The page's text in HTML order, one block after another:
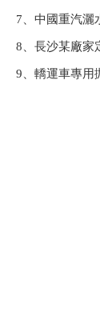
7、中國重汽灑
9、轎運車專用